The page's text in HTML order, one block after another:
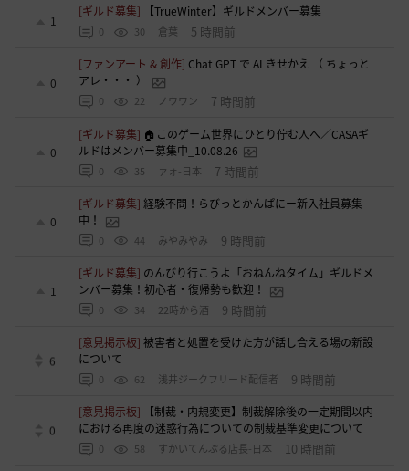
1
[ギルド募集] 【TrueWinter】ギルドメンバー募集
0 30 倉葉 5 時間前
0
[ファンアート & 創作] Chat GPT で AI きせかえ （ ちょっと
アレ・・・ ）
0 22 ノウワン 7 時間前
0
[ギルド募集] 🏠このゲーム世界にひとり佇む人へ／CASAギ
ルドはメンバー募集中_10.08.26
0 35 ァォ-日本 7 時間前
0
[ギルド募集]経験不問！らびっとかんぱにー新入社員募集
中！
0 44 みやみやみ 9 時間前
1
[ギルド募集] のんびり行こうよ「おねんねタイム」ギルドメ
ンバー募集！初心者・復帰勢も歓迎！
0 34 22時から酒 9 時間前
6
[意見掲示板]被害者と処置を受けた方が話し合える場の新設
について
0 62 浅井ジークフリード配信者 9 時間前
0
[意見掲示板]
【制裁・内規変更】制裁解除後の一定期間以内
における再度の迷惑行為についての制裁基準変更について
0 58 すかいてんぷる店長-日本 10 時間前